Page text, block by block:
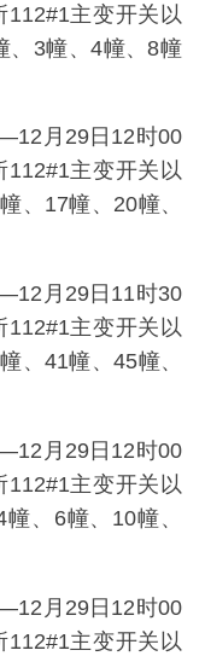
主变开关以
、3幢、4幢、8幢
月29日12时00
主变开关以
、17幢、20幢、
月29日11时30
主变开关以
、41幢、45幢、
月29日12时00
主变开关以
、6幢、10幢、
月29日12时00
主变开关以